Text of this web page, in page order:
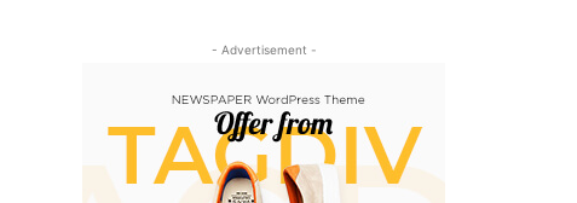
- Advertisement -